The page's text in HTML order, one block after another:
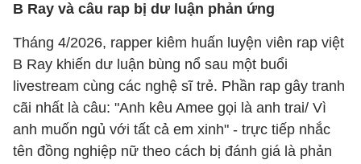
B Ray và câu rap bị dư luận phản ứng
Tháng 4/2026, rapper kiêm huấn luyện viên rap việt
B Ray khiến dư luận bùng nổ sau một buổi
livestream cùng các nghệ sĩ trẻ. Phần rap gây tranh
cãi nhất là câu: "Anh kêu Amee gọi là anh trai/ Vì
anh muốn ngủ với tất cả em xinh" - trực tiếp nhắc
tên đồng nghiệp nữ theo cách bị đánh giá là phản